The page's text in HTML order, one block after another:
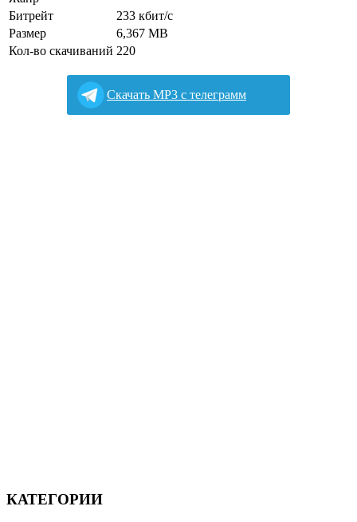
Битрейт
233 кбит/с
Размер
6,367 MB
Кол-во скачиваний 220
Cкачать MP3 с телеграмм
КАТЕГОРИИ